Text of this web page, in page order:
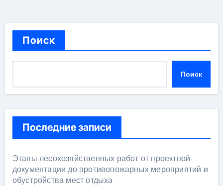
Поиск
Поиск
Последние записи
Этапы лесохозяйственных работ от проектной
документации до противопожарных мероприятий и
обустройства мест отдыха